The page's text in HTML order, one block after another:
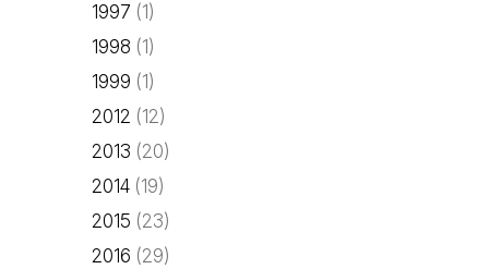
1997 (1)
1998 (1)
1999 (1)
2012 (12)
2013 (20)
2014 (19)
2015 (23)
2016 (29)